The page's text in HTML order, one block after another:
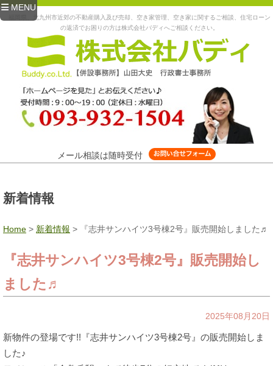
MENU
福岡県、北九州市近郊の不動産購入及び売却、空き家管理、空き家に関するご相談、住宅ローン
の返済でお困りの方は株式会社バディへご相談ください。
メール相談は随時受付
新着情報
Home > 新着情報 > 『志井サンハイツ3号棟2号』販売開始しました♬
『志井サンハイツ3号棟2号』販売開始し
ました♬
2025年08月20日
新物件の登場です!!『志井サンハイツ3号棟2号』の販売開始しま
した♪